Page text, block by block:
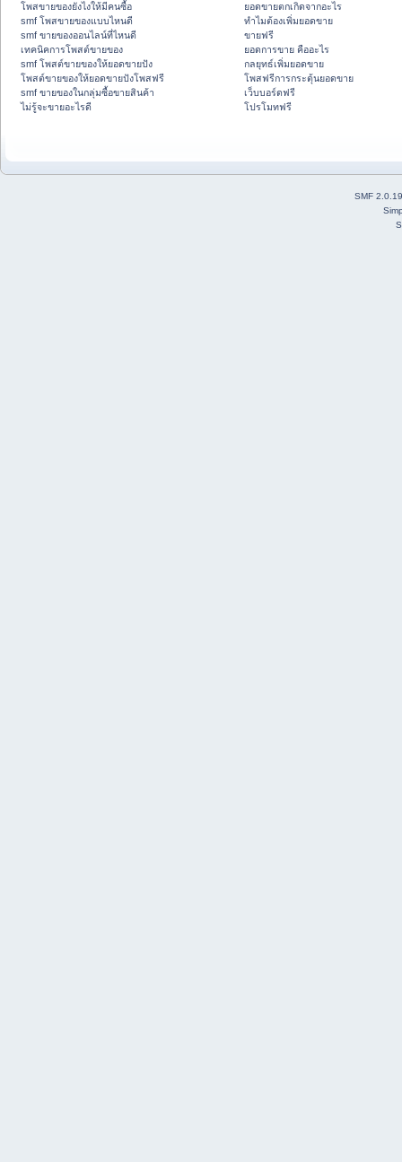
โพสขายของยังไงให้มีคนซื้อ
smf โพสขายของแบบไหนดี
smf ขายของออนไลน์ที่ไหนดี
เทคนิคการโพสต์ขายของ
smf โพสต์ขายของให้ยอดขายปัง
โพสต์ขายของให้ยอดขายปังโพสฟรี
smf ขายของในกลุ่มซื้อขายสินค้า
ไม่รู้จะขายอะไรดี
ยอดขายตกเกิดจากอะไร
ทำไมต้องเพิ่มยอดขาย
ขายฟรี
ยอดการขาย คืออะไร
กลยุทธ์เพิ่มยอดขาย
โพสฟรีการกระตุ้นยอดขาย
เว็บบอร์ดฟรี
โปรโมทฟรี
SMF 2.0.19